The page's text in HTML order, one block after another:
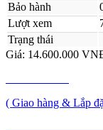
Bảo hành
Lượt xem
Trạng thái
Giá: 14.600.000
( Giao hàng & Lắp